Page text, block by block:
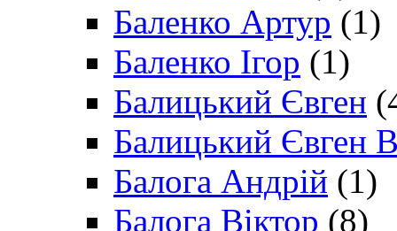
Баленко Артур (1)
Баленко Ігор (1)
Балицький Євген
Балицький Євген
Балога Андрій (1)
Балога Віктор (8)